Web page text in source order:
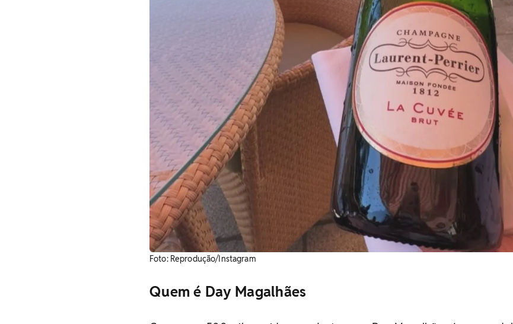
​Foto: Reprodução/Instagram
Quem é Day Magalhães